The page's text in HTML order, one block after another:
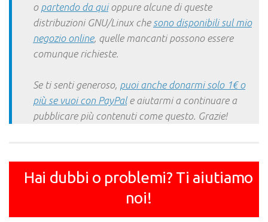
o partendo da quioppure alcune di queste
distribuzioni GNU/Linux che sono disponibili sul mio
negozio online, quelle mancanti possono essere
comunque richieste.
Se ti senti generoso, puoi anche donarmi solo 1€ o
più se vuoi con PayPale aiutarmi a continuare a
pubblicare più contenuti come questo. Grazie!
Hai dubbi o problemi? Ti aiutiamo
noi!